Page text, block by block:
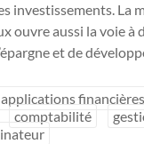
investissements. La
ouvre aussi la voie à
et de
applications financières
comptabilité